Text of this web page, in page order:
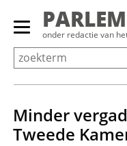
Overslaan
Primair
menu
tonen/verbergen
onder redactie van
Minder
Tweede